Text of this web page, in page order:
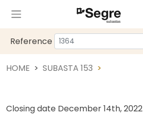
Reference
HOME SUBASTA 153
Closing date December 14th, 2022